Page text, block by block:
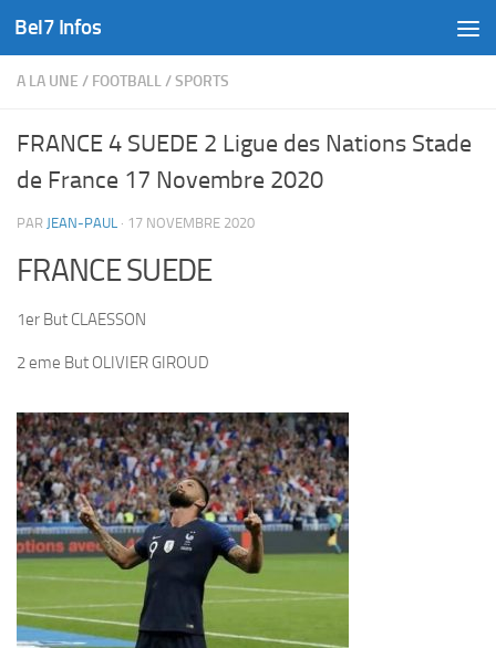
Skip to content
Bel7 Infos
A LA UNE / FOOTBALL/SPORTS
FRANCE 4 SUEDE 2 Ligue des Nations Stade
de France 17 Novembre 2020
PAR JEAN-PAUL · 17 NOVEMBRE 2020
FRANCE SUEDE
1er But CLAESSON
2 eme But OLIVIER GIROUD